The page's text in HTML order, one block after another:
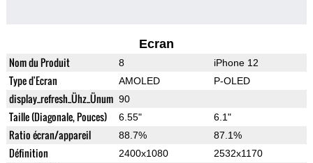
Ecran
Nom du Produit 8 iPhone 12
Type d'Ecran AMOLED P-OLED
display_refresh_Ühz_Ünum 90
Taille (Diagonale, Pouces) 6.55" 6.1"
Ratio écran/appareil 88.7% 87.1%
Définition 2400x1080 2532x1170